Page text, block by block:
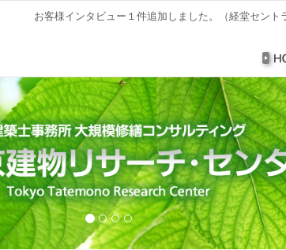
お客様インタビュー１件追加しました。（経堂セン